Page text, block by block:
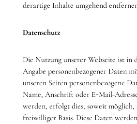
derartige Inhalte umgehend
Datenschutz
Die Nutzung unserer Webseite ist in
Angabe personenbezogener Daten
unseren Seiten personenbezogene
Name, Anschrift oder E-Mail-
werden, erfolgt dies, soweit möglich,
freiwilliger Basis. Diese Daten